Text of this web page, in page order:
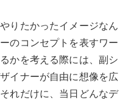
りたかったイメージなん
のコンセプトを表すワー
かを考える際には、副シ
イナーが自由に想像を広
れだけに、当日どんなデ